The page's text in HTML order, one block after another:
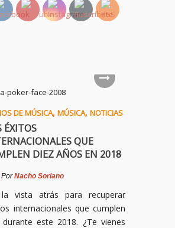
DE MÚSICA, MÚSICA, NOTICIAS
ÉXITOS
QUE
DIEZ AÑOS EN 2018
PorNacho Soriano
la vista atrás para recuperar
internacionales que cumplen
este 2018. ¿Te vienes